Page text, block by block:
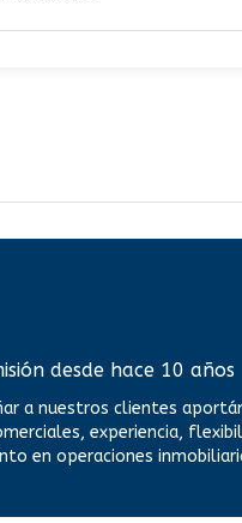
desde hace 10 años
a nuestros clientes
experiencia,
en operaciones